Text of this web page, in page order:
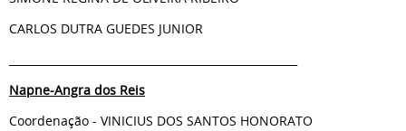
CARLOS DUTRA GUEDES JUNIOR
Napne-Angra dos Reis
Coordenação - VINICIUS DOS SANTOS HONORATO